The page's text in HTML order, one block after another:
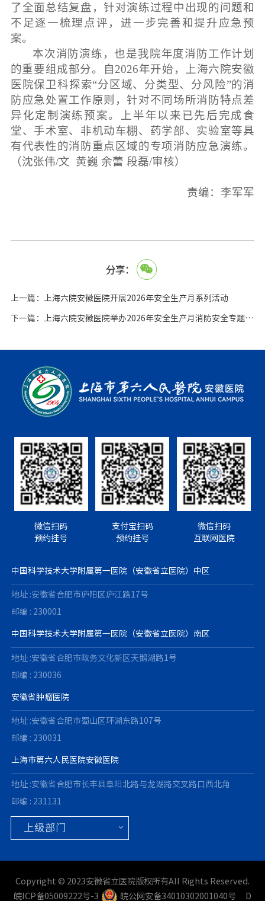
了全面总结复盘，针对演练过程中出现的问题和
不足逐一梳理点评，进一步完善和提升应急预
案。
本次消防演练，也是我院年度消防工作计划
的重要组成部分。自2026年开始，上海六院安徽
医院保卫科探索“分区域、分类型、分风险”的消
防应急处置工作原则， 针对不同场所消防特点差
异化定制演练预案。
上半年以来已先后完成食
堂、手术室、非机动车棚、药学部、实验室等具
有代表性的消防重点区域的专项消防应急演练。
（沈张伟/文 黄巍 余蕾 段磊/审核）
责编：李军军
分享：
上一篇： 上海六院安徽医院开展2026年安全生产月系列活动
下一篇： 上海六院安徽医院举办2026年安全生产月消防安全专题培训
微信扫码
预约挂号
支付宝扫码
预约挂号
微信扫码
互联网医院
中国科学技术大学附属第一医院（安徽省立医院）中区
地址 :安徽省合肥市庐阳区庐江路17号
邮编 : 230001
中国科学技术大学附属第一医院（安徽省立医院）南区
地址 :安徽省合肥市政务文化新区天鹅湖路1号
邮编 : 230036
安徽省肿瘤医院
地址 :安徽省合肥市蜀山区环湖东路107号
邮编 : 230031
上海市第六人民医院安徽医院
地址 :安徽省合肥市长丰县阜阳北路与龙湖路交叉路口西北角
邮编 : 231131
Copyright © 2023安徽省立医院版权所有All Rights Reserved.
皖ICP备05009222号-3
皖公网安备34010302001040号 D